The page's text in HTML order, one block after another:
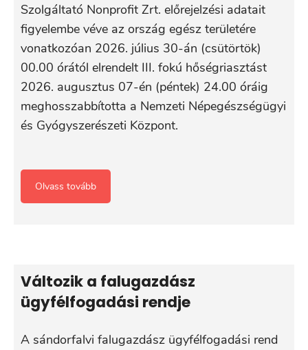
Szolgáltató Nonprofit Zrt. előrejelzési adatait
figyelembe véve az ország egész területére
vonatkozóan 2026. július 30-án (csütörtök)
00.00 órától elrendelt III. fokú hőségriasztást
2026. augusztus 07-én (péntek) 24.00 óráig
meghosszabbította a Nemzeti Népegészségügyi
és Gyógyszerészeti Központ.
Olvass tovább
Változik a falugazdász
ügyfélfogadási rendje
A sándorfalvi falugazdász ügyfélfogadási rend